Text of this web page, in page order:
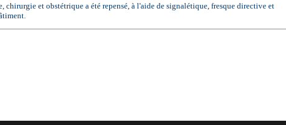
et obstétrique a été repensé, à l'aide de signalétique, fresque directive et